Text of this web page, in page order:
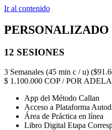
Ir al contenido
12 SESIONES
3 Semanales (45 min c / u)
$ 1.100.000 COP / POR
App del Método Callan
Acceso a Plataforma
Área de Práctica en línea
Libro Digital Etapa